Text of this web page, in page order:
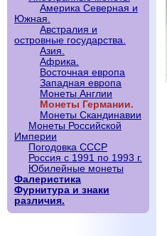
Америка Северная и
Южная.
Австралия и
островные государства.
Азия.
Африка.
Восточная европа
Западная европа
Монеты Англии
Монеты Германии.
Монеты Скандинавии
Монеты Российской
Империи
Погодовка СССР
Россия с 1991 по 1993 г.
Юбилейные монеты
Фалеристика
Фурнитура и знаки
различия.